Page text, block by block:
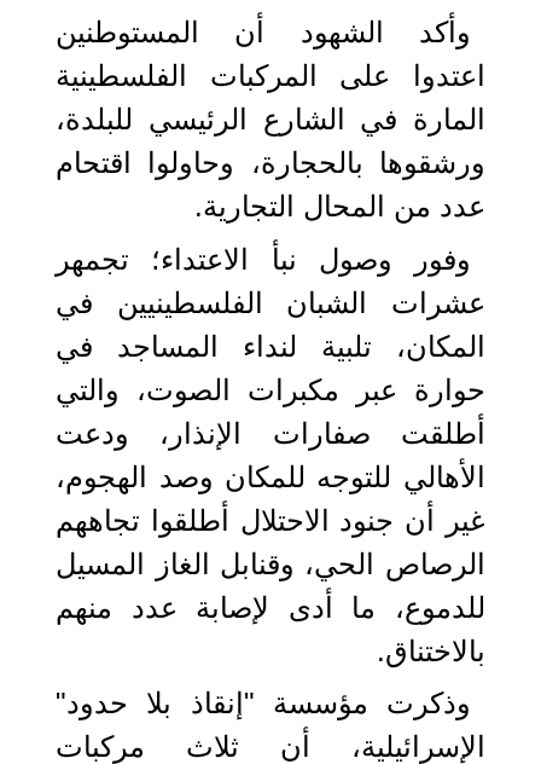
وأكد الشهود أن المستوطنين
اعتدوا على المركبات الفلسطينية
المارة في الشارع الرئيسي للبلدة،
ورشقوها بالحجارة، وحاولوا اقتحام
عدد من المحال التجارية.
وفور وصول نبأ الاعتداء؛ تجمهر
عشرات الشبان الفلسطينيين في
المكان، تلبية لنداء المساجد في
حوارة عبر مكبرات الصوت، والتي
أطلقت صفارات الإنذار، ودعت
الأهالي للتوجه للمكان وصد الهجوم،
غير أن جنود الاحتلال أطلقوا تجاههم
الرصاص الحي، وقنابل الغاز المسيل
للدموع، ما أدى لإصابة عدد منهم
بالاختناق.
وذكرت مؤسسة "إنقاذ بلا حدود"
الإسرائيلية، أن ثلاث مركبات